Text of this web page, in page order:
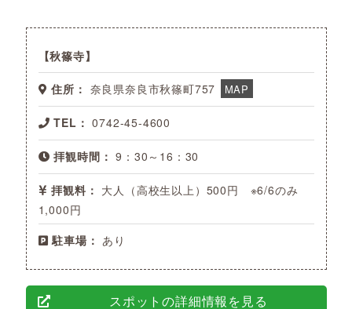
秋篠寺
住所： 奈良県奈良市秋篠町757 MAP
TEL： 0742-45-4600
拝観時間： 9：30～16：30
拝観料： 大人（高校生以上）500円 ※6/6のみ
1,000円
駐車場： あり
スポットの詳細情報を見る